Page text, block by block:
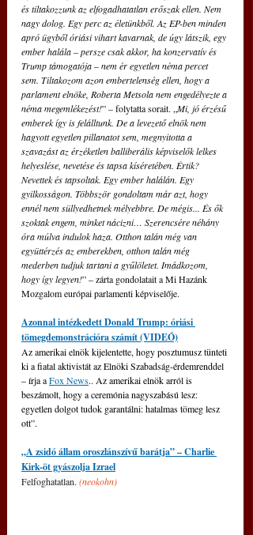
és tiltakozzunk az elfogadhatatlan erőszak ellen. Nem
nagy dolog. Egy perc az életünkből. Az EP-ben minden
apró ügyből óriási vihart kavarnak, de úgy látszik, egy
ember halála – persze csak akkor, ha konzervatív és
Trump támogatója – nem ér egyetlen néma percet
sem. Tiltakozom azon embertelenség ellen, hogy a
parlament elnöke, Roberta Metsola nem engedélyezte a
néma megemlékezést!” – folytatta sorait. „Mi, jó érzésű
emberek így is felálltunk. De a levezető elnök nem
hagyott egyetlen pillanatot sem, megnyitotta a
szavazást az érzéketlen balliberális képviselők lelkes
helyeslése, nevetése és tapsa kíséretében. Értik?
Nevettek és tapsoltak. Egy ember halálán. Egy
gyilkosságon. Többször gondoltam már azt, hogy
ennél nem süllyedhetnek mélyebbre. De mégis... És ők
szoktak engem, minket nácizni… Szerencsére néhány
óra múlva indulok haza. Otthon talán még van
együttérzés az emberekben, otthon talán még
mederben tudjuk tartani a gyűlöletet. Imádkozom,
hogy így legyen!” – zárta gondolatait a Mi Hazánk
Mozgalom európai parlamenti képviselője.
Azonnal intézkedett Donald Trump: óriási
tömegdemonstrációra számít (VIDEÓ)
Az amerikai elnök kijelentette, hogy posztumusz tünteti
ki a fiatal aktivistát az Elnöki Szabadság-érdemrenddel
– írja a Fox News.. Az amerikai elnök arról is
beszámolt, hogy a ceremónia nagyszabású lesz:
egyetlen dolgot tudok garantálni: hatalmas tömeg lesz
ott”.
„A zsidó állam oroszlánszívű barátja” – Charlie
Kirk-öt gyászolja Izrael
Felfoghatatlan. (neokohn)